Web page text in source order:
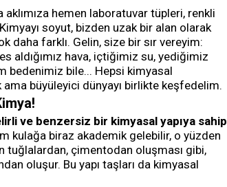
hemen laboratuvar tüpleri, renkli
soyut, bizden uzak bir alan olarak
daha farklı. Gelin, size bir sır vereyim:
aldığımız hava, içtiğimiz su, yediğimiz
bedenimiz bile... Hepsi kimyasal
büyüleyici dünyayı birlikte keşfedelim.
ve benzersiz bir kimyasal yapıya sahip
kulağa biraz akademik gelebilir, o yüzden
tuğlalardan, çimentodan oluşması gibi,
oluşur. Bu yapı taşları da kimyasal